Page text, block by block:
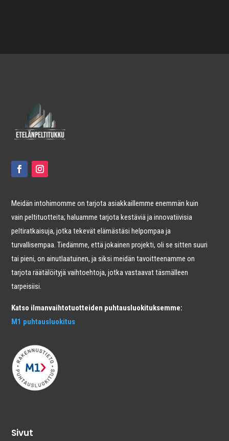
Meidän intohimomme on tarjota asiakkaillemme enemmän kuin
vain peltituotteita; haluamme tarjota kestäviä ja innovatiivisia
peltiratkaisuja, jotka tekevät elämästäsi helpompaa ja
turvallisempaa. Tiedämme, että jokainen projekti, oli se sitten suuri
tai pieni, on ainutlaatuinen, ja siksi meidän tavoitteenamme on
tarjota räätälöityjä vaihtoehtoja, jotka vastaavat täsmälleen
tarpeisiisi.
Katso ilmanvaihtotuotteiden puhtausluokituksemme:
M1 puhtausluokitus
Sivut